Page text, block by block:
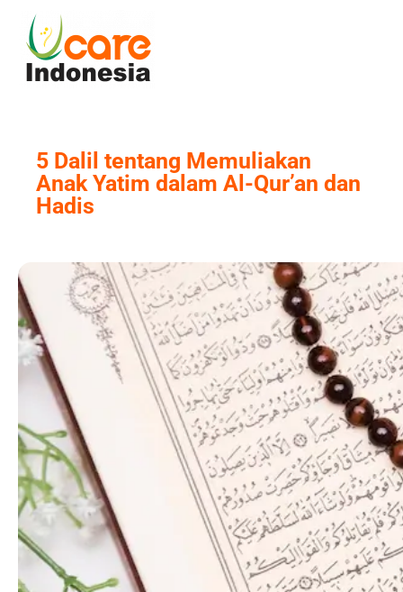
content
5 Dalil tentang Memuliakan
Anak Yatim dalam Al-Qur’an dan
Hadis